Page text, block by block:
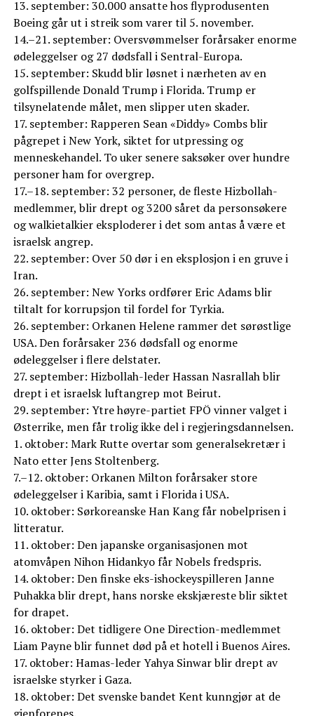
13. september: 30.000 ansatte hos flyprodusenten
Boeing går ut i streik som varer til 5. november.
14.–21. september: Oversvømmelser forårsaker enorme
ødeleggelser og 27 dødsfall i Sentral-Europa.
15. september: Skudd blir løsnet i nærheten av en
golfspillende Donald Trump i Florida. Trump er
tilsynelatende målet, men slipper uten skader.
17. september: Rapperen Sean «Diddy» Combs blir
pågrepet i New York, siktet for utpressing og
menneskehandel. To uker senere saksøker over hundre
personer ham for overgrep.
17.–18. september: 32 personer, de fleste Hizbollah-
medlemmer, blir drept og 3200 såret da personsøkere
og walkietalkier eksploderer i det som antas å være et
israelsk angrep.
22. september: Over 50 dør i en eksplosjon i en gruve i
Iran.
26. september: New Yorks ordfører Eric Adams blir
tiltalt for korrupsjon til fordel for Tyrkia.
26. september: Orkanen Helene rammer det sørøstlige
USA. Den forårsaker 236 dødsfall og enorme
ødeleggelser i flere delstater.
27. september: Hizbollah-leder Hassan Nasrallah blir
drept i et israelsk luftangrep mot Beirut.
29. september: Ytre høyre-partiet FPÖ vinner valget i
Østerrike, men får trolig ikke del i regjeringsdannelsen.
1. oktober: Mark Rutte overtar som generalsekretær i
Nato etter Jens Stoltenberg.
7.–12. oktober: Orkanen Milton forårsaker store
ødeleggelser i Karibia, samt i Florida i USA.
10. oktober: Sørkoreanske Han Kang får nobelprisen i
litteratur.
11. oktober: Den japanske organisasjonen mot
atomvåpen Nihon Hidankyo får Nobels fredspris.
14. oktober: Den finske eks-ishockeyspilleren Janne
Puhakka blir drept, hans norske ekskjæreste blir siktet
for drapet.
16. oktober: Det tidligere One Direction-medlemmet
Liam Payne blir funnet død på et hotell i Buenos Aires.
17. oktober: Hamas-leder Yahya Sinwar blir drept av
israelske styrker i Gaza.
18. oktober: Det svenske bandet Kent kunngjør at de